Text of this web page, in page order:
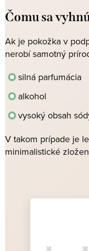
Čomu sa
Ak je pokožka v
nerobí samotný
silná parfumácia
alkohol
vysoký obsah
V takom prípade je
minimalistické